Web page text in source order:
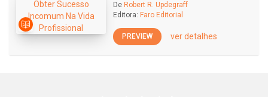
De Robert R. Updegraff
Editora: Faro Editorial
PREVIEW ver detalhes